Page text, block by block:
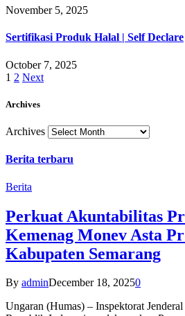
November 5, 2025
Sertifikasi Produk Halal | Self Declare
October 7, 2025
1 2 Next
Archives
Archives
Berita terbaru
Berita
Perkuat Akuntabilitas
Kemenag Monev Asta
Kabupaten Semarang
By adminDecember 18, 20250
Ungaran (Humas) – Inspektorat